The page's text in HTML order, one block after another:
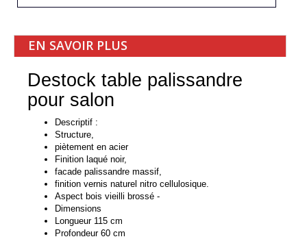
EN SAVOIR PLUS
Destock table palissandre
pour salon
Descriptif :
Structure,
piètement en acier
Finition laqué noir,
facade palissandre massif,
finition vernis naturel nitro cellulosique.
Aspect bois vieilli brossé -
Dimensions
Longueur 115 cm
Profondeur 60 cm